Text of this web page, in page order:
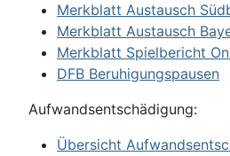
Merkblatt Austausch
Merkblatt Austausch
Merkblatt Spielbericht
DFB Beruhigungspausen
Aufwandsentschädigung:
Übersicht